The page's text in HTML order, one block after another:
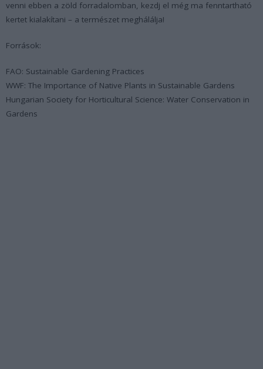
venni ebben a zöld forradalomban, kezdj el még ma fenntartható
kertet kialakítani – a természet meghálálja!
Források:
FAO: Sustainable Gardening Practices
WWF: The Importance of Native Plants in Sustainable Gardens
Hungarian Society for Horticultural Science: Water Conservation in
Gardens